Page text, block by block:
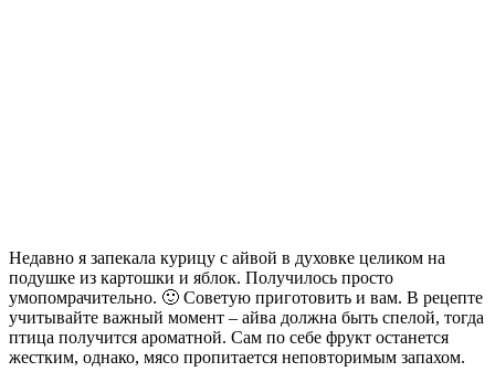
Недавно я запекала курицу с айвой в духовке целиком на
подушке из картошки и яблок. Получилось просто
умопомрачительно. 🙂 Советую приготовить и вам. В рецепте
учитывайте важный момент – айва должна быть спелой, тогда
птица получится ароматной. Сам по себе фрукт останется
жестким, однако, мясо пропитается неповторимым запахом.